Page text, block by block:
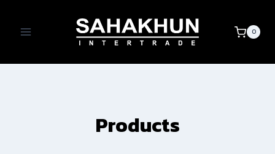
content
0
Products